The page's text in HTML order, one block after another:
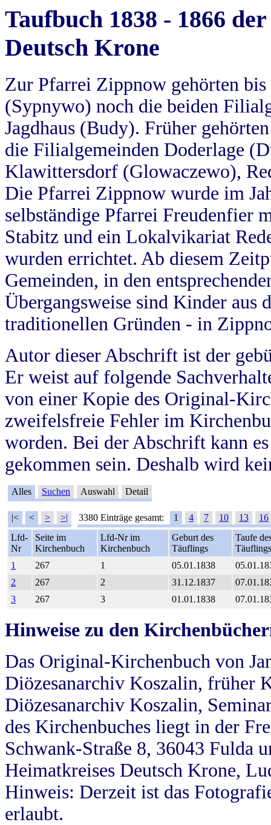
Taufbuch 1838 - 1866
Deutsch Krone
Zur Pfarrei Zippnow gehörten
(Sypnywo) noch die beiden
Jagdhaus (Budy). Früher
die Filialgemeinden Doderlage
Klawittersdorf (Glowaczewo),
Die Pfarrei Zippnow wurde im
selbständige Pfarrei Freudenfier
Stabitz und ein Lokalvikariat
wurden errichtet. Ab diesem
Gemeinden, in den
Übergangsweise sind Kinder aus
traditionellen Gründen - in
Autor dieser Abschrift ist der
Er weist auf folgende
von einer Kopie des Original-
zweifelsfreie Fehler im
worden. Bei der Abschrift kann
gekommen sein. Deshalb wird
Alles Suchen Auswahl Detail
|< < > >| 3380 Einträge gesamt: 1 4 7 10 13
16
Lfd-
Nr
Seite im
Kirchenbuch
Lfd-Nr im
Kirchenbuch
Geburt des
Täuflings
Taufe
Täuflings
1
267 1 05.01.1838
2
267 2 31.12.1837
3
267 3 01.01.1838
Hinweise zu den
Das Original-Kirchenbuch von
Diözesanarchiv Koszalin, früher
Diözesanarchiv Koszalin,
des Kirchenbuches liegt in der
Schwank-Straße 8, 36043 Fulda
Heimatkreises Deutsch Krone,
Hinweis: Derzeit ist das
erlaubt.